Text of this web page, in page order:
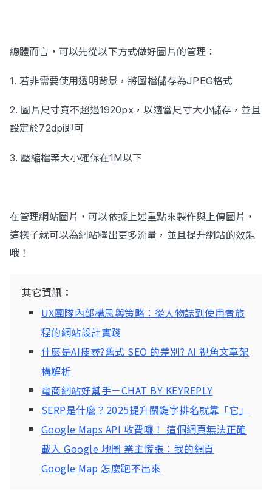
總體而言，可以先從以下方式做好圖片的管理：
1. 若非需要使用透明背景，將圖檔儲存為JPEG格式
2. 圖片尺寸寬不超過1920px，以適當尺寸大小儲存，並且
設定於72dpi即可
3. 壓縮檔案大小確保在1M以下
在管理網站圖片，可以依據上述重點來製作與上傳圖片，
這樣子就可以為網站釋出更多流量，並且提升網站的效能
哦！
其它資訊：
UX團隊內部構思與策略：從人物誌到使用者旅
程的網站設計實踐
什麼是AI搜尋?舊式 SEO 的差別? AI 視角文章架
構解析
電商網站好幫手－CHAT BY KEYREPLY
SERP是什麼？2025提升關鍵字排名就靠「它」
Google Maps API 收費囉！ 這個網頁無法正確
載入 Google 地圖 業主慌張：我的網頁
Google Map 怎麼跑不出來